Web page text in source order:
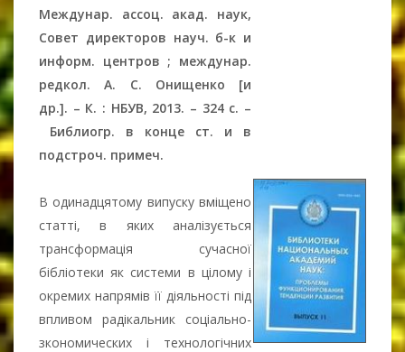
Междунар. ассоц. акад. наук,
Совет директоров науч. б-к и
информ. центров ; междунар.
редкол. А. С. Онищенко [и
др.]. – К. : НБУВ, 2013. – 324 c. –
Библиогр. в конце ст. и в
подстроч. примеч.
В одинадцятому випуску вміщено
статті, в яких аналізується
трансформація сучасної
бібліотеки як системи в цілому і
окремих напрямів її діяльності під
впливом радікальник соціально-
зкономических і технологічних